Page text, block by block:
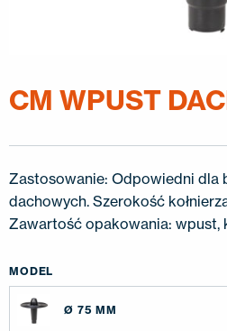
EN FI USA PL SV-FI
CM WPUST
Zastosowanie: Odpowiedni dla
dachowych. Szerokość
Zawartość opakowania: wpust,
MODEL
Ø 75 MM